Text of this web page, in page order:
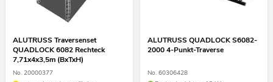
ALUTRUSS Traversenset
QUADLOCK 6082 Rechteck
7,71x4x3,5m (BxTxH)
No. 20000377
ALUTRUSS QUADLOCK S6082-
2000 4-Punkt-Traverse
No. 60306428